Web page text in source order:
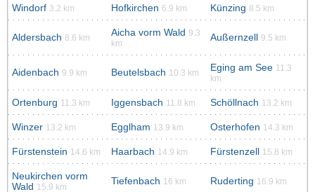
Windorf 3.2 km Hofkirchen 6.9 km Künzing 8.5 km
Aldersbach 8.6 km Aicha vorm Wald 9.3
km
Außernzell 9.5 km
Aidenbach 9.9 km Beutelsbach 10.3 km Eging am See 11.3
km
Ortenburg 11.3 km Iggensbach 11.8 km Schöllnach 13.2 km
Winzer 13.2 km Egglham 13.9 km Osterhofen 14.3 km
Fürstenstein 14.6 km Haarbach 14.9 km Fürstenzell 15.8 km
Neukirchen vorm
Wald 15.9 km
Tiefenbach 16 km Ruderting 16.9 km